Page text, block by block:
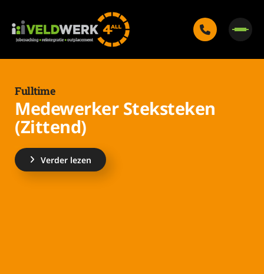
Fulltime
Medewerker Steksteken
(Zittend)
Verder lezen